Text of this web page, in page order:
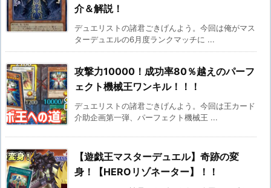
介＆解説！
デュエリストの諸君ごきげんよう。今回は俺がマス
ターデュエルの6月度ランクマッチに ...
攻撃力10000！成功率80％越えのパーフ
ェクト機械王ワンキル！！！
デュエリストの諸君ごきげんよう。今回は王カード
介助企画第一弾、パーフェクト機械王 ...
【遊戯王マスターデュエル】奇跡の変
身！【HEROリゾネーター】！！